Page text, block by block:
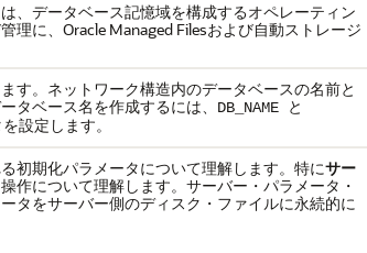
、データベース記憶域を構成するオペレーティン
理に、Oracle Managed Filesおよび自動ストレージ
す。ネットワーク構造内のデータベースの名前と
タベース名を作成するには、
DB_NAME と
設定します。
初期化パラメータについて理解します。特にサー
作について理解します。サーバー・パラメータ・
タをサーバー側のディスク・ファイルに永続的に